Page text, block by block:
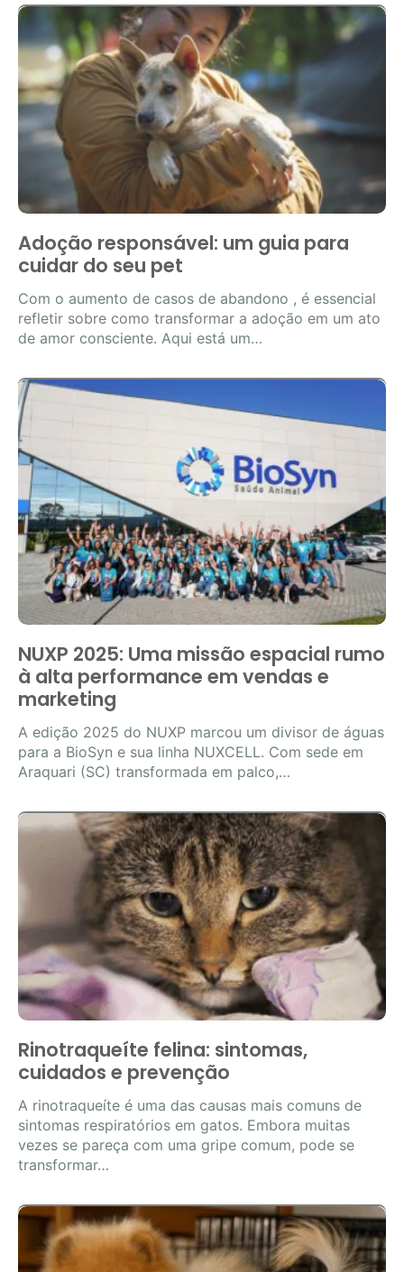
Adoção responsável: um guia para
cuidar do seu pet
Com o aumento de casos de abandono , é essencial
refletir sobre como transformar a adoção em um ato
de amor consciente. Aqui está um…
NUXP 2025: Uma missão espacial rumo
à alta performance em vendas e
marketing
A edição 2025 do NUXP marcou um divisor de águas
para a BioSyn e sua linha NUXCELL. Com sede em
Araquari (SC) transformada em palco,…
Rinotraqueíte felina: sintomas,
cuidados e prevenção
A rinotraqueíte é uma das causas mais comuns de
sintomas respiratórios em gatos. Embora muitas
vezes se pareça com uma gripe comum, pode se
transformar…